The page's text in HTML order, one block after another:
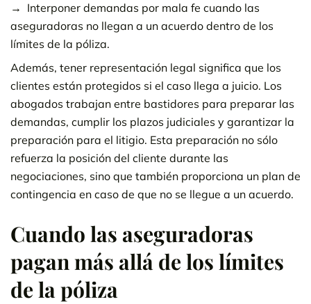
Interponer demandas por mala fe cuando las
aseguradoras no llegan a un acuerdo dentro de los
límites de la póliza.
Además, tener representación legal significa que los
clientes están protegidos si el caso llega a juicio. Los
abogados trabajan entre bastidores para preparar las
demandas, cumplir los plazos judiciales y garantizar la
preparación para el litigio. Esta preparación no sólo
refuerza la posición del cliente durante las
negociaciones, sino que también proporciona un plan de
contingencia en caso de que no se llegue a un acuerdo.
Cuando las aseguradoras
pagan más allá de los límites
de la póliza